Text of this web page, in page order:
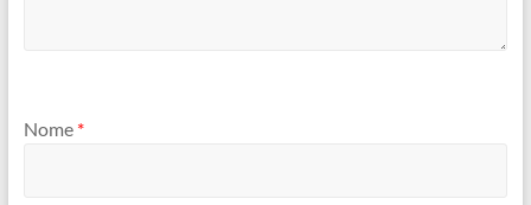
Nome *